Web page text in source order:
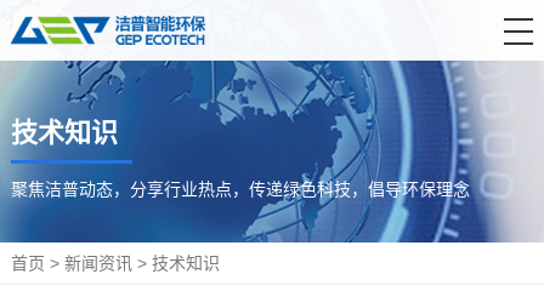
首 页
解决方案
服务支持
技术知识
聚焦洁普动态，分享行业热点，传递绿色科技，倡导环保理念
首页 > 新闻资讯 > 技术知识